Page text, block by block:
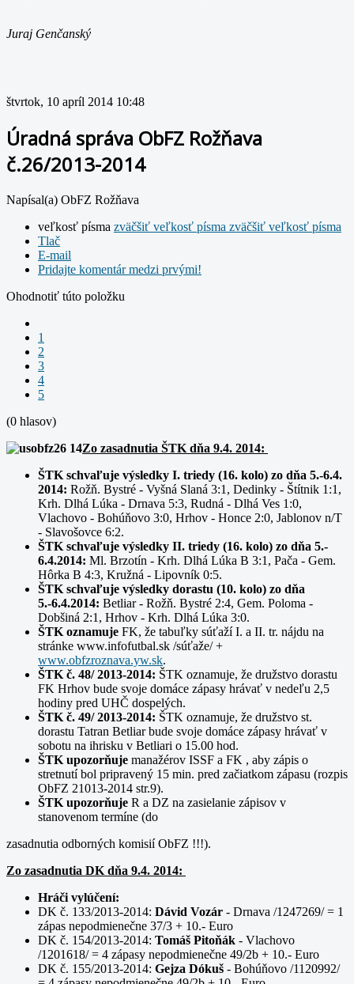
Juraj Genčanský
štvrtok, 10 apríl 2014 10:48
Úradná správa ObFZ Rožňava
č.26/2013-2014
Napísal(a) ObFZ Rožňava
veľkosť písma zväčšiť veľkosť písma zväčšiť veľkosť písma
Tlač
E-mail
Pridajte komentár medzi prvými!
Ohodnotiť túto položku
1
2
3
4
5
(0 hlasov)
Zo zasadnutia ŠTK dňa 9.4. 2014:
ŠTK schvaľuje výsledky I. triedy (16. kolo) zo dňa 5.-6.4.
2014: Rožň. Bystré - Vyšná Slaná 3:1, Dedinky - Štítnik 1:1,
Krh. Dlhá Lúka - Drnava 5:3, Rudná - Dlhá Ves 1:0,
Vlachovo - Bohúňovo 3:0, Hrhov - Honce 2:0, Jablonov n/T
- Slavošovce 6:2.
ŠTK schvaľuje výsledky II. triedy (16. kolo) zo dňa 5.-
6.4.2014: Ml. Brzotín - Krh. Dlhá Lúka B 3:1, Pača - Gem.
Hôrka B 4:3, Kružná - Lipovník 0:5.
ŠTK schvaľuje výsledky dorastu (10. kolo) zo dňa
5.-6.4.2014: Betliar - Rožň. Bystré 2:4, Gem. Poloma -
Dobšiná 2:1, Hrhov - Krh. Dlhá Lúka 3:0.
ŠTK oznamuje FK, že tabuľky súťaží I. a II. tr. nájdu na
stránke www.infofutbal.sk /súťaže/ +
www.obfzroznava.yw.sk.
ŠTK č. 48/ 2013-2014: ŠTK oznamuje, že družstvo dorastu
FK Hrhov bude svoje domáce zápasy hrávať v nedeľu 2,5
hodiny pred UHČ dospelých.
ŠTK č. 49/ 2013-2014: ŠTK oznamuje, že družstvo st.
dorastu Tatran Betliar bude svoje domáce zápasy hrávať v
sobotu na ihrisku v Betliari o 15.00 hod.
ŠTK upozorňuje manažérov ISSF a FK , aby zápis o
stretnutí bol pripravený 15 min. pred začiatkom zápasu (rozpis
ObFZ 21013-2014 str.9).
ŠTK upozorňuje R a DZ na zasielanie zápisov v
stanovenom termíne (do
zasadnutia odborných komisií ObFZ !!!).
Zo zasadnutia DK dňa 9.4. 2014:
Hráči vylúčení:
DK č. 133/2013-2014: Dávid Vozár - Drnava /1247269/ = 1
zápas nepodmienečne 37/3 + 10.- Euro
DK č. 154/2013-2014: Tomáš Pitoňák - Vlachovo
/1201618/ = 4 zápasy nepodmienečne 49/2b + 10.- Euro
DK č. 155/2013-2014: Gejza Dókuš - Bohúňovo /1120992/